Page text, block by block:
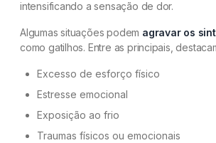
intensificando a sensação de dor.
Algumas situações podem agravar os
como gatilhos. Entre as principais,
Excesso de esforço físico
Estresse emocional
Exposição ao frio
Traumas físicos ou emocionais